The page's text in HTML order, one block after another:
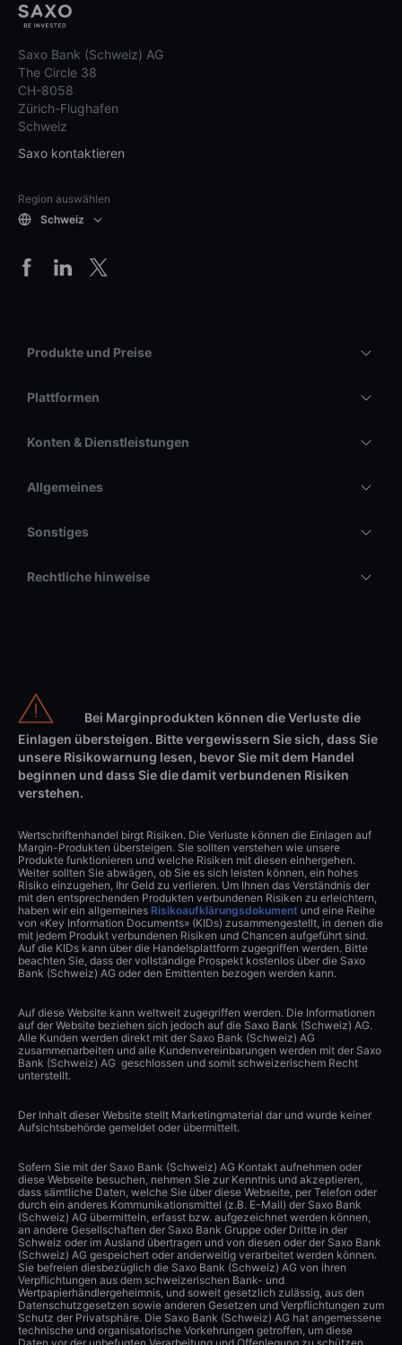
Saxo Bank (Schweiz) AG
The Circle 38
CH-8058
Zürich-Flughafen
Schweiz
Saxo kontaktieren
Region auswählen
Schweiz
Produkte und Preise
Plattformen
Konten & Dienstleistungen
Allgemeines
Sonstiges
Rechtliche hinweise
Bei Marginprodukten können die Verluste die
Einlagen übersteigen. Bitte vergewissern Sie sich, dass Sie
unsere Risikowarnung lesen, bevor Sie mit dem Handel
beginnen und dass Sie die damit verbundenen Risiken
verstehen.
Wertschriftenhandel birgt Risiken. Die Verluste können die Einlagen auf
Margin-Produkten übersteigen. Sie sollten verstehen wie unsere
Produkte funktionieren und welche Risiken mit diesen einhergehen.
Weiter sollten Sie abwägen, ob Sie es sich leisten können, ein hohes
Risiko einzugehen, Ihr Geld zu verlieren. Um Ihnen das Verständnis der
mit den entsprechenden Produkten verbundenen Risiken zu erleichtern,
haben wir ein allgemeines Risikoaufklärungsdokument und eine Reihe
von «Key Information Documents» (KIDs) zusammengestellt, in denen die
mit jedem Produkt verbundenen Risiken und Chancen aufgeführt sind.
Auf die KIDs kann über die Handelsplattform zugegriffen werden. Bitte
beachten Sie, dass der vollständige Prospekt kostenlos über die Saxo
Bank (Schweiz) AG oder den Emittenten bezogen werden kann.
Auf diese Website kann weltweit zugegriffen werden. Die Informationen
auf der Website beziehen sich jedoch auf die Saxo Bank (Schweiz) AG.
Alle Kunden werden direkt mit der Saxo Bank (Schweiz) AG
zusammenarbeiten und alle Kundenvereinbarungen werden mit der Saxo
Bank (Schweiz) AG geschlossen und somit schweizerischem Recht
unterstellt.
Der Inhalt dieser Website stellt Marketingmaterial dar und wurde keiner
Aufsichtsbehörde gemeldet oder übermittelt.
Sofern Sie mit der Saxo Bank (Schweiz) AG Kontakt aufnehmen oder
diese Webseite besuchen, nehmen Sie zur Kenntnis und akzeptieren,
dass sämtliche Daten, welche Sie über diese Webseite, per Telefon oder
durch ein anderes Kommunikationsmittel (z.B. E-Mail) der Saxo Bank
(Schweiz) AG übermitteln, erfasst bzw. aufgezeichnet werden können,
an andere Gesellschaften der Saxo Bank Gruppe oder Dritte in der
Schweiz oder im Ausland übertragen und von diesen oder der Saxo Bank
(Schweiz) AG gespeichert oder anderweitig verarbeitet werden können.
Sie befreien diesbezüglich die Saxo Bank (Schweiz) AG von ihren
Verpflichtungen aus dem schweizerischen Bank- und
Wertpapierhändlergeheimnis, und soweit gesetzlich zulässig, aus den
Datenschutzgesetzen sowie anderen Gesetzen und Verpflichtungen zum
Schutz der Privatsphäre. Die Saxo Bank (Schweiz) AG hat angemessene
technische und organisatorische Vorkehrungen getroffen, um diese